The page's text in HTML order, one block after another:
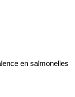
en salmonelles